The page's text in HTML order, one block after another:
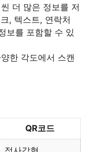
더 많은 정보를 저
, 텍스트, 연락처
보를 포함할 수 있
한 각도에서 스캔
QR코드